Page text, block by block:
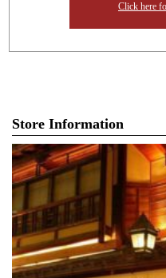
Click here
Store Information